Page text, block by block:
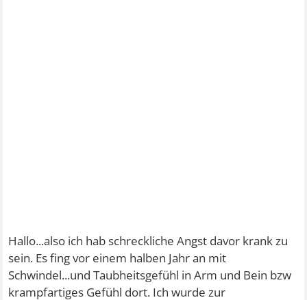
Hallo...also ich hab schreckliche Angst davor krank zu
sein. Es fing vor einem halben Jahr an mit
Schwindel...und Taubheitsgefühl in Arm und Bein bzw
krampfartiges Gefühl dort. Ich wurde zur